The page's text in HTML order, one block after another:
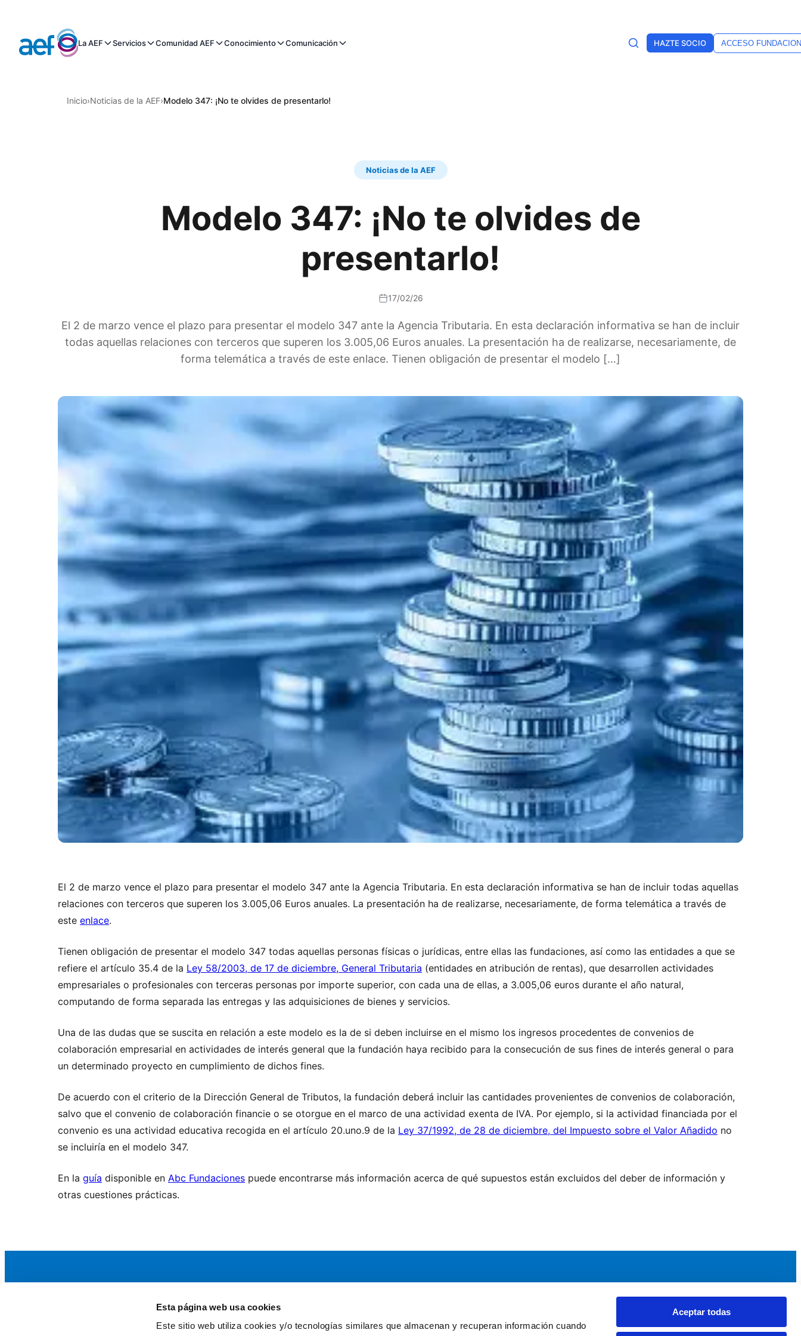
Esta página web usa cookies
Este sitio web utiliza cookies y/o tecnologías similares que almacenan y recuperan información cuando
Aceptar todas
La AEF Servicios Comunidad AEF Conocimiento Comunicación HAZTE SOCIO ACCESO
Inicio›Noticias de la AEF›Modelo 347: ¡No te olvides de presentarlo!
Noticias de la AEF
Modelo 347: ¡No te olvides de
presentarlo!
17/02/26
El 2 de marzo vence el plazo para presentar el modelo 347 ante la Agencia Tributaria. En esta declaración informativa se han de incluir
todas aquellas relaciones con terceros que superen los 3.005,06 Euros anuales. La presentación ha de realizarse, necesariamente, de
forma telemática a través de este enlace. Tienen obligación de presentar el modelo […]
El 2 de marzo vence el plazo para presentar el modelo 347 ante la Agencia Tributaria. En esta declaración informativa se han de incluir todas aquellas
relaciones con terceros que superen los 3.005,06 Euros anuales. La presentación ha de realizarse, necesariamente, de forma telemática a través de
este enlace.
Tienen obligación de presentar el modelo 347 todas aquellas personas físicas o jurídicas, entre ellas las fundaciones, así como las entidades a que se
refiere el artículo 35.4 de la Ley 58/2003, de 17 de diciembre, General Tributaria (entidades en atribución de rentas), que desarrollen actividades
empresariales o profesionales con terceras personas por importe superior, con cada una de ellas, a 3.005,06 euros durante el año natural,
computando de forma separada las entregas y las adquisiciones de bienes y servicios.
Una de las dudas que se suscita en relación a este modelo es la de si deben incluirse en el mismo los ingresos procedentes de convenios de
colaboración empresarial en actividades de interés general que la fundación haya recibido para la consecución de sus fines de interés general o para
un determinado proyecto en cumplimiento de dichos fines.
De acuerdo con el criterio de la Dirección General de Tributos, la fundación deberá incluir las cantidades provenientes de convenios de colaboración,
salvo que el convenio de colaboración financie o se otorgue en el marco de una actividad exenta de IVA. Por ejemplo, si la actividad financiada por el
convenio es una actividad educativa recogida en el artículo 20.uno.9 de la Ley 37/1992, de 28 de diciembre, del Impuesto sobre el Valor Añadido no
se incluiría en el modelo 347.
En la guía disponible en Abc Fundaciones puede encontrarse más información acerca de qué supuestos están excluidos del deber de información y
otras cuestiones prácticas.
Noticias y Eventos